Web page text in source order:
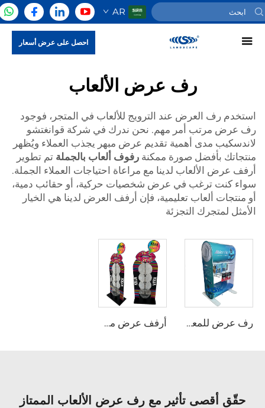
AR
احصل على عرض أسعار
رف عرض الألعاب
استخدم رف العرض عند الترويج للألعاب في المتجر، فوجود
رف عرض مرتب أمر مهم. نحن ندرك في شركة قوانغتشو
لاندسكيب مدى أهمية تقديم عرض مبهر يجذب العملاء ويُظهر
منتجاتك بأفضل صورة ممكنةرفوف ألعاب بالجملةتم تطوير
أرفف عرض الألعاب لدينا مع مراعاة احتياجات العملاء الجملة.
سواء كنت ترغب في عرض شخصيات حركية، أو حقائب دمية،
أو منتجات ألعاب تعليمية، فإن أرفف العرض لدينا هي الخيار
الأمثل لمتجرك التجزئة
رف عرض للمعدات المعدنية مع خطافات أرفف عرض من الأكريليك للعب وللحلوى
حقّق أقصى تأثير مع رف عرض الألعاب الممتاز